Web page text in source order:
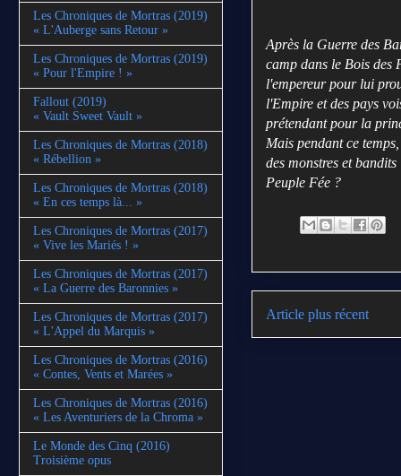
Après la Guerre des
camp dans le Bois des
l'empereur pour lui
l'Empire et des pays
prétendant pour la
Mais pendant ce
des monstres et
Peuple Fée ?
Article plus récent
Les Chroniques de Mortras (2019)
« L'Auberge sans Retour »
Les Chroniques de Mortras (2019)
« Pour l'Empire ! »
Fallout (2019)
« Vault Sweet Vault »
Les Chroniques de Mortras (2018)
« Rébellion »
Les Chroniques de Mortras (2018)
« En ces temps là... »
Les Chroniques de Mortras (2017)
« Vive les Mariés ! »
Les Chroniques de Mortras (2017)
« La Guerre des Baronnies »
Les Chroniques de Mortras (2017)
« L'Appel du Marquis »
Les Chroniques de Mortras (2016)
« Contes, Vents et Marées »
Les Chroniques de Mortras (2016)
« Les Aventuriers de la Chroma »
Le Monde des Cinq (2016)
Troisième opus